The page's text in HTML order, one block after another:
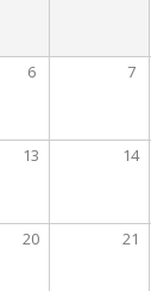
6 7
13 14
20 21